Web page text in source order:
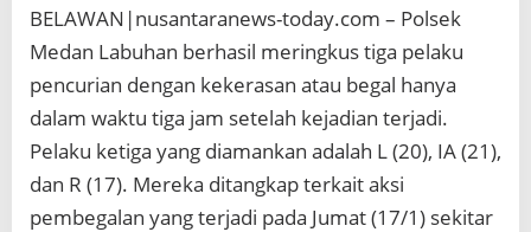
e
a
l
a
l
m
W
BELAWAN|nusantaranews-today.com – Polsek
Medan Labuhan berhasil meringkus tiga pelaku
pencurian dengan kekerasan atau begal hanya
dalam waktu tiga jam setelah kejadian terjadi.
Pelaku ketiga yang diamankan adalah L (20), IA (21),
dan R (17). Mereka ditangkap terkait aksi
pembegalan yang terjadi pada Jumat (17/1) sekitar